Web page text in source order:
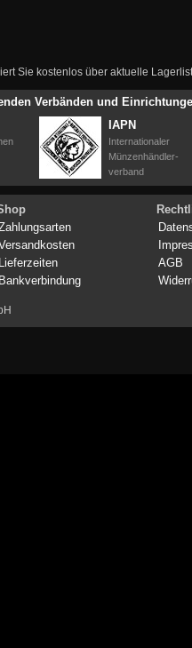
Sie kostenlos über aktuelle
Verbänden und
IAPN
Internationaler
Münzenhändler-
verband
Lieferzeiten
Bankverbindung
AGB